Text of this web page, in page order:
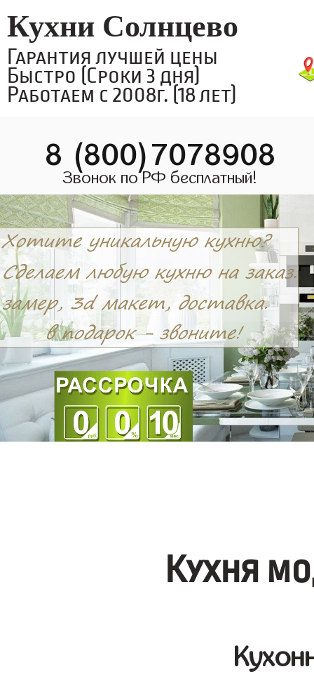
Кухни Солнцево
Гарантия лучшей цены
Быстро (Сроки 3 дня)
Работаем с 2008г. (18 лет)
8 (800)7078908
Звонок по РФ бесплатный!
Кухня